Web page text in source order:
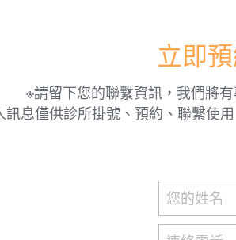
立即
※請留下您的聯繫資訊，我們將
訊息僅供診所掛號、預約、聯繫使
您的姓名